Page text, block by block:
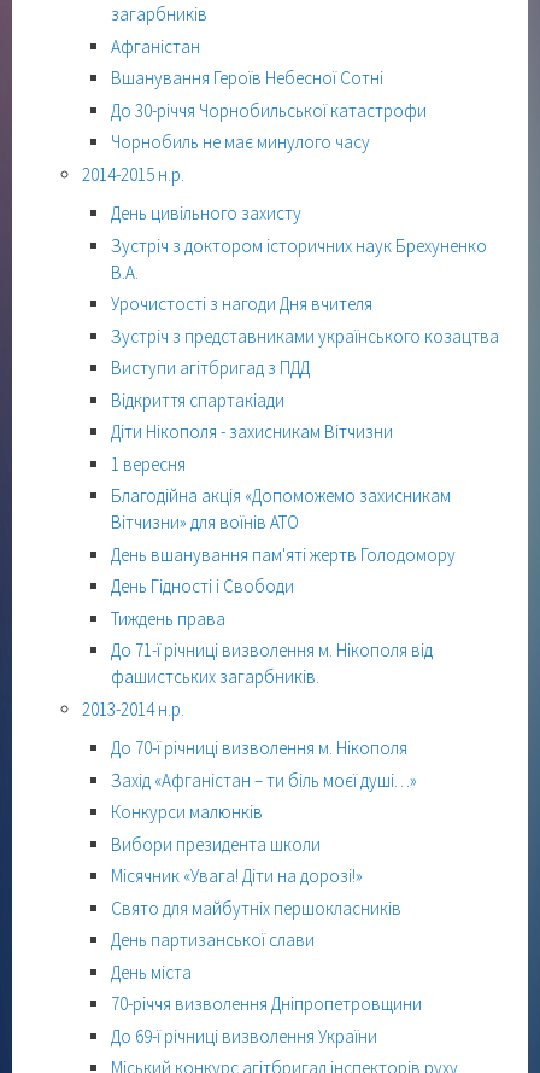
загарбників
Афганістан
Вшанування Героїв Небесної Сотні
До 30-річчя Чорнобильської катастрофи
Чорнобиль не має минулого часу
2014-2015 н.р.
День цивільного захисту
Зустріч з доктором історичних наук Брехуненко
В.А.
Урочистості з нагоди Дня вчителя
Зустріч з представниками українського козацтва
Виступи агітбригад з ПДД
Відкриття спартакіади
Діти Нікополя - захисникам Вітчизни
1 вересня
Благодійна акція «Допоможемо захисникам
Вітчизни» для воїнів АТО
День вшанування пам'яті жертв Голодомору
День Гідності і Свободи
Тиждень права
До 71-ї річниці визволення м. Нікополя від
фашистських загарбників.
2013-2014 н.р.
До 70-ї річниці визволення м. Нікополя
Захід «Афганістан – ти біль моєї душі…»
Конкурси малюнків
Вибори президента школи
Місячник «Увага! Діти на дорозі!»
Свято для майбутніх першокласників
День партизанської слави
День міста
70-річчя визволення Дніпропетровщини
До 69-ї річниці визволення України
Міський конкурс агітбригад інспекторів руху